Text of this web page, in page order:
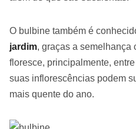
O bulbine também é
jardim, graças a semelhança
floresce, principalmente,
suas inflorescências podem
mais quente do ano.